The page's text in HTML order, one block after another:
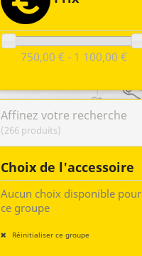
750,00 € - 1 100,00 €
Affinez votre recherche
(266 produits)
Choix de l'accessoire
Aucun choix disponible pour
ce groupe
Réinitialiser ce groupe